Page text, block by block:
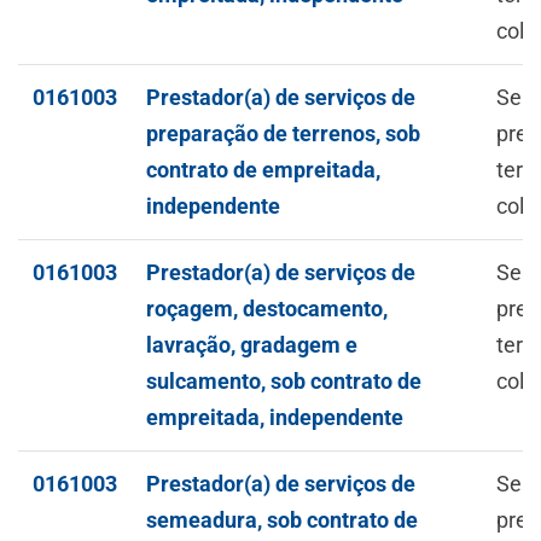
0161003
Prestador(a) de serviços de
preparação de terrenos, sob
contrato de empreitada,
independente
0161003
Prestador(a) de serviços de
roçagem, destocamento,
lavração, gradagem e
sulcamento, sob contrato de
empreitada, independente
0161003
Prestador(a) de serviços de
semeadura, sob contrato de